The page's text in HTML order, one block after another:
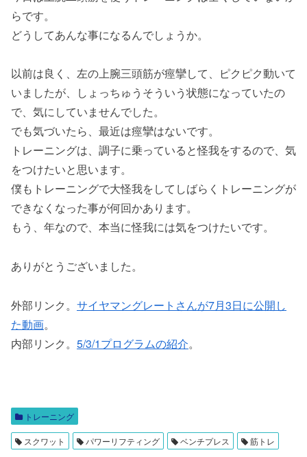
らです。
どうしてあんな事になるんでしょうか。
以前は良く、左の上腕三頭筋が痙攣して、ピクピク動いて
いましたが、しょっちゅうそういう状態になっていたの
で、気にしていませんでした。
でも気づいたら、最近は痙攣はないです。
トレーニングは、調子に乗っていると怪我をするので、気
をつけたいと思います。
僕もトレーニングで大怪我をしてしばらくトレーニングが
できなくなった事が何回かあります。
もう、年なので、本当に怪我には気をつけたいです。
ありがとうございました。
外部リンク。 サイヤマングレートさんが7月3日に公開し
た動画。
内部リンク。 5/3/1プログラムの紹介。
トレーニング
スクワット パワーリフティング ベンチプレス 筋トレ